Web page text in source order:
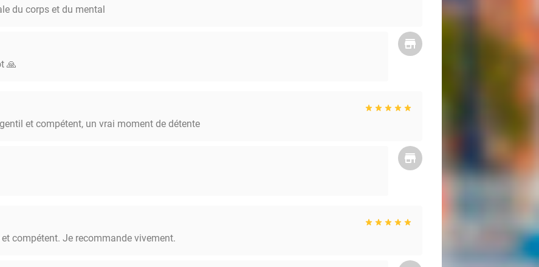
du corps et du mental
🙏
et compétent, un vrai moment de détente
compétent. Je recommande vivement.